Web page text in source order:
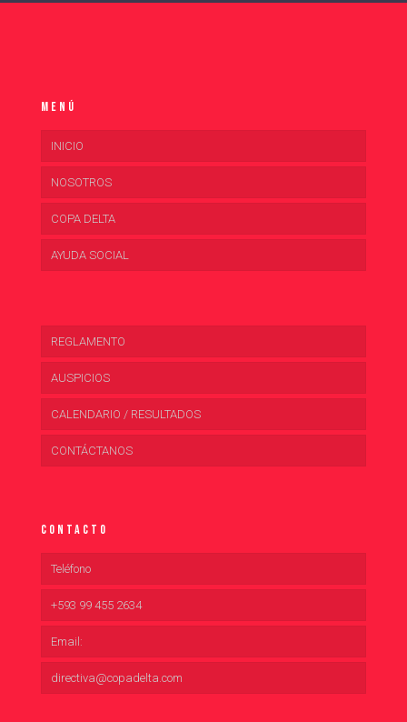
Menú
INICIO
NOSOTROS
COPA DELTA
AYUDA SOCIAL
REGLAMENTO
AUSPICIOS
CALENDARIO / RESULTADOS
CONTÁCTANOS
Contacto
Teléfono
+593 99 455 2634
Email:
directiva@copadelta.com